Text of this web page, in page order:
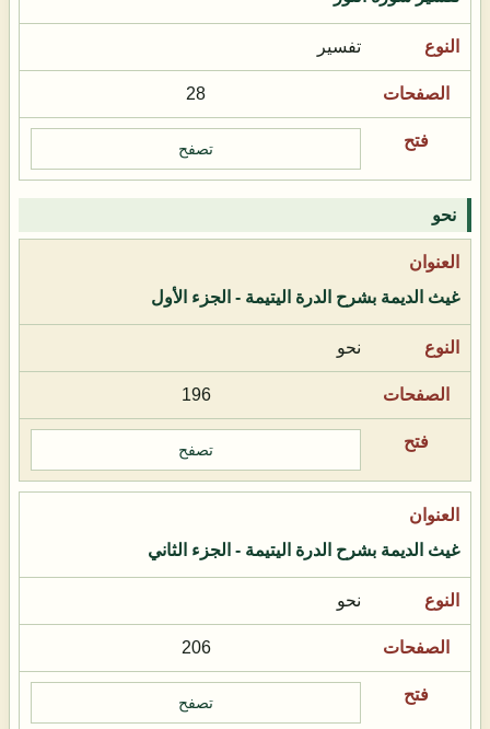
تفسير
28
تصفح
نحو
غيث الديمة بشرح الدرة اليتيمة - الجزء الأول
نحو
196
تصفح
غيث الديمة بشرح الدرة اليتيمة - الجزء الثاني
نحو
206
تصفح